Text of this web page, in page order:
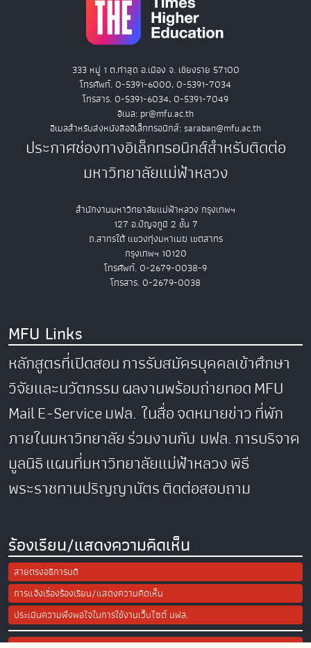
333 หมู่ 1 ต.ท่าสุด อ.เมือง จ. เชียงราย 57100
โทรศัพท์. 0-5391-6000, 0-5391-7034
โทรสาร. 0-5391-6034, 0-5391-7049
อีเมล: pr@mfu.ac.th
อีเมลสำหรับส่งหนังสืออิเล็กทรอนิกส์: saraban@mfu.ac.th
ประกาศช่องทางอิเล็กทรอนิกส์สำหรับติดต่อ
มหาวิทยาลัยแม่ฟ้าหลวง
สำนักงานมหาวิทยาลัยแม่ฟ้าหลวง กรุงเทพฯ
127 อ.ปัญจภูมิ 2 ชั้น 7
ถ.สาทรใต้ แขวงทุ่งมหาเมฆ เขตสาทร
กรุงเทพฯ 10120
โทรศัพท์. 0-2679-0038-9
โทรสาร. 0-2679-0038
MFU Links
หลักสูตรที่เปิดสอนการรับสมัครบุคคลเข้าศึกษา
วิจัยและนวัตกรรมผลงานพร้อมถ่ายทอดMFU
MailE-Serviceมฟล. ในสื่อจดหมายข่าวที่พัก
ภายในมหาวิทยาลัยร่วมงานกับ มฟล.การบริจาค
มูลนิธิแผนที่มหาวิทยาลัยแม่ฟ้าหลวงพิธี
พระราชทานปริญญาบัตรติดต่อสอบถาม
ร้องเรียน/แสดงความคิดเห็น
สายตรงอธิการบดี
การแจ้งเรื่องร้องเรียน/แสดงความคิดเห็น
ประเมินความพึงพอใจในการใช้งานเว็บไซต์ มฟล.